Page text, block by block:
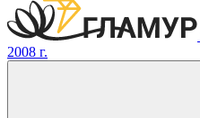
2008 г.